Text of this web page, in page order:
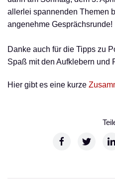
allerlei spannenden Themen
angenehme Gesprächsrunde!
Danke auch für die Tipps zu
Spaß mit den Aufklebern und
Hier gibt es eine kurze